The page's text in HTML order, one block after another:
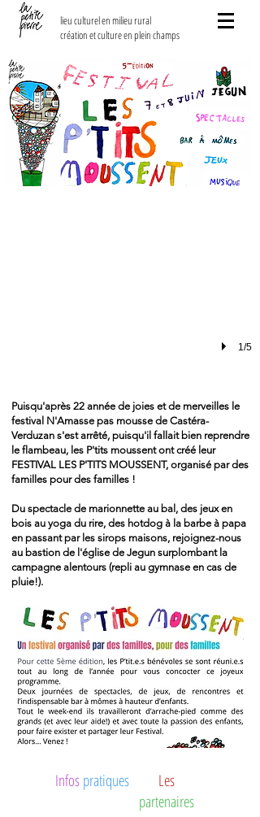
lieu culturel en milieu rural
création et culture en plein champs
15m2 - Cie Le poil flou
1/5
Puisqu'après 22 année de joies et de merveilles le
festival N'Amasse pas mousse de Castéra-
Verduzan s'est arrêté, puisqu'il fallait bien reprendre
le flambeau, les P'tits moussent ont créé leur
FESTIVAL LES P'TITS MOUSSENT, organisé par des
familles pour des familles !
Du spectacle de marionnette au bal, des jeux en
bois au yoga du rire, des hotdog à la barbe à papa
en passant par les sirops maisons, rejoignez-nous
au bastion de l'église de Jegun surplombant la
campagne alentours (repli au gymnase en cas de
pluie!).​
Infospratiques
Les
partenaires